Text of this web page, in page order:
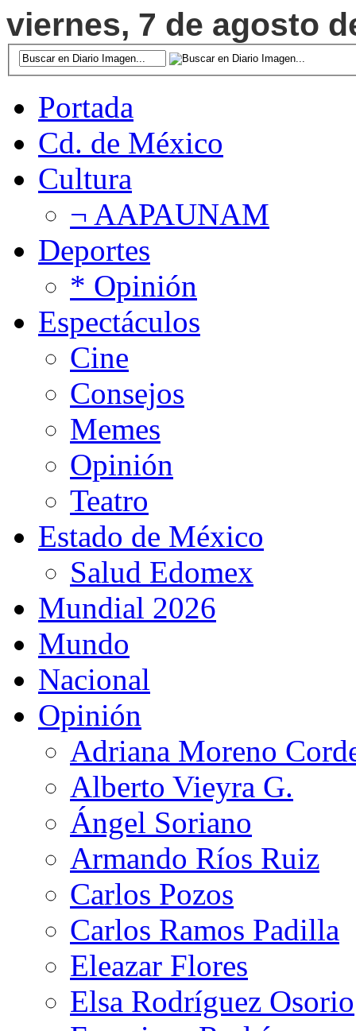
viernes, 7 de agosto
Portada
Cd. de México
Cultura
¬ AAPAUNAM
Deportes
* Opinión
Espectáculos
Cine
Consejos
Memes
Opinión
Teatro
Estado de México
Salud Edomex
Mundial 2026
Mundo
Nacional
Opinión
Adriana Moreno
Alberto Vieyra G.
Ángel Soriano
Armando Ríos Ruiz
Carlos Pozos
Carlos Ramos Padilla
Eleazar Flores
Elsa Rodríguez Osorio